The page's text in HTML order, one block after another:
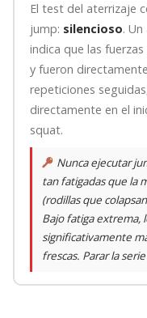
El test del aterrizaje
jump: silencioso.
indica que las
y fueron
repeticiones
directamente en el
squat.
Nunca ejecutar
tan fatigadas que la
(rodillas que
Bajo fatiga extrema,
significativamente
frescas. Parar la